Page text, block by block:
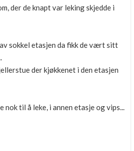
der de knapt var leking skjedde i
sokkel etasjen da fikk de vært sitt
der kjøkkenet i den etasjen
nok til å leke, i annen etasje og vips...